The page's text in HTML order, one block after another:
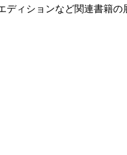
ィションなど関連書籍